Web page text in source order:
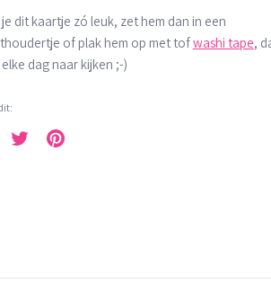
dit kaartje zó leuk, zet hem dan in een
of plak hem op met tofwashi tape,
dag naar kijken ;-)